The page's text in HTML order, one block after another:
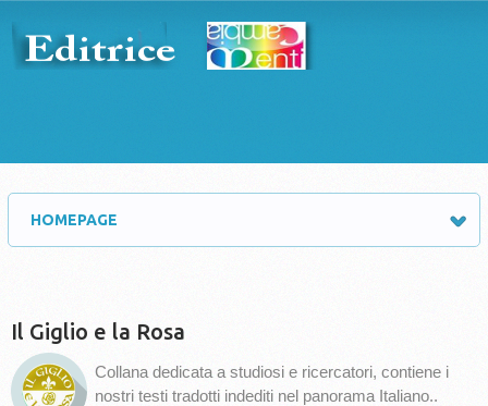
HOMEPAGE
Il Giglio e la Rosa
Collana dedicata a studiosi e ricercatori, contiene i
nostri testi tradotti indediti nel panorama Italiano..